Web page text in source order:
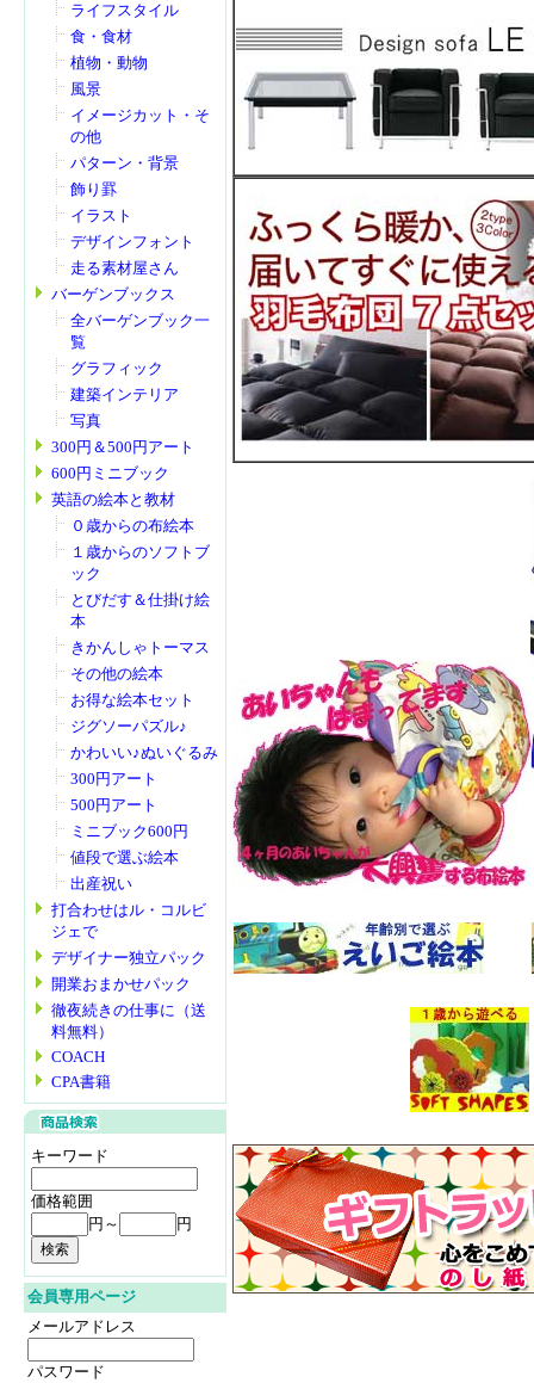
ライフスタイル
食・食材
植物・動物
風景
イメージカット・そ
の他
パターン・背景
飾り罫
イラスト
デザインフォント
走る素材屋さん
バーゲンブックス
全バーゲンブック一
覧
グラフィック
建築インテリア
写真
300円＆500円アート
600円ミニブック
英語の絵本と教材
０歳からの布絵本
１歳からのソフトブ
ック
とびだす＆仕掛け絵
本
きかんしゃトーマス
その他の絵本
お得な絵本セット
ジグソーパズル♪
かわいい♪ぬいぐるみ
300円アート
500円アート
ミニブック600円
値段で選ぶ絵本
出産祝い
打合わせはル・コルビ
ジェで
デザイナー独立パック
開業おまかせパック
徹夜続きの仕事に（送
料無料）
COACH
CPA書籍
キーワード
価格範囲
円～
円
会員専用ページ
メールアドレス
パスワード